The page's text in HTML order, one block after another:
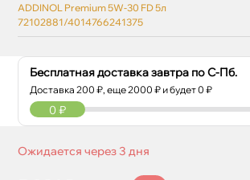
Бесплатная доставка завтра по С-Пб.
Доставка200 ₽, еще2000 ₽ и будет 0 ₽
0 ₽
Ожидается через 3 дня
ADDINOL Premium 5W-30 FD 5л
72102881/4014766241375